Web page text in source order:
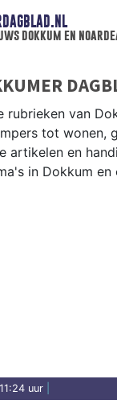
dokkum en
rubrieken van
tot wonen,
artikelen en
in Dokkum en
uur